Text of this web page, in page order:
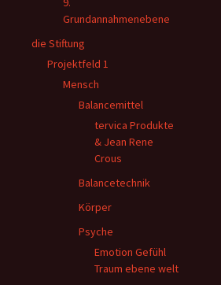
Grundannahmenebene
die Stiftung
Projektfeld 1
Mensch
Balancemittel
tervica Produkte
& Jean Rene
Crous
Balancetechnik
Körper
Psyche
Emotion Gefühl
Traum ebene welt